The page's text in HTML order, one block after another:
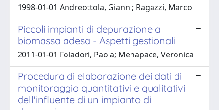
1998-01-01 Andreottola, Gianni; Ragazzi, Marco
Piccoli impianti di depurazione a
biomassa adesa - Aspetti gestionali
2011-01-01 Foladori, Paola; Menapace, Veronica
Procedura di elaborazione dei dati di
monitoraggio quantitativi e qualitativi
dell'influente di un impianto di